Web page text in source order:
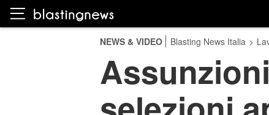
NEWS & VIDEO Blasting News Italia >